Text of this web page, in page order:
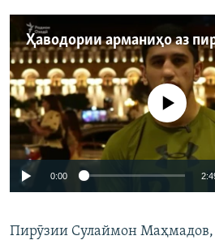
Феълан кор
0:00
Пирӯзии Сулаймон